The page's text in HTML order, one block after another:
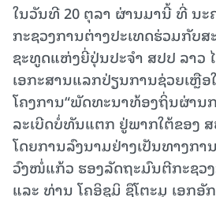
ໃນວັນທີ 20 ຕຸລາ ຜ່ານມານີ້ ທີ່ ນະ
ກະຊວງການຕ່າງປະເທດຮ່ວມກັບສ
ຊະທູດແຫ່ງຍີ່ປຸ່ນປະຈໍາ ສປປ ລາວ
ເອກະສານແລກປ່ຽນການຊ່ວຍເຫຼືອ
ໂຄງການ“ພັດທະນາທ້ອງຖິ່ນຜ່ານ
ລະເບີດບໍ່ທັນແຕກ ​ຢູ່ພາກໃຕ້ຂອງ ສ
ໂດຍການລົງນາມຢ່າງເປັນທາງກ
ວົງໜໍ່ແກ້ວ ຮອງລັດຖະມົນຕີກະຊວ
ແລະ ທ່ານ ໂຄອິຊຸມິ ຊຶໂຕະມຸ ເອກອັ